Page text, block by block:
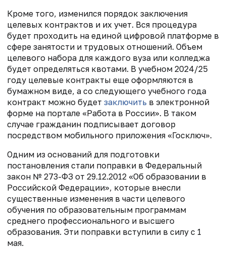
Кроме того, изменился порядок заключения
целевых контрактов и их учет. Вся процедура
будет проходить на единой цифровой платформе в
сфере занятости и трудовых отношений. Объем
целевого набора для каждого вуза или колледжа
будет определяться квотами. В учебном 2024/25
году целевые контракты еще оформляются в
бумажном виде, а со следующего учебного года
контракт можно будет заключить в электронной
форме на портале «Работа в России». В таком
случае гражданин подписывает договор
посредством мобильного приложения «Госключ».
Одним из оснований для подготовки
постановления стали поправки в Федеральный
закон № 273-ФЗ от 29.12.2012 «Об образовании в
Российской Федерации», которые внесли
существенные изменения в части целевого
обучения по образовательным программам
среднего профессионального и высшего
образования. Эти поправки вступили в силу с 1
мая.